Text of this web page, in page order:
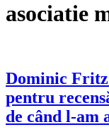
asociatie
Dominic
pentru
de când l-am